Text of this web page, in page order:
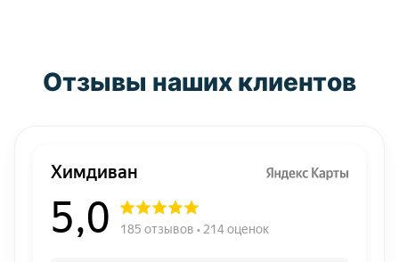
Отзывы наших клиентов